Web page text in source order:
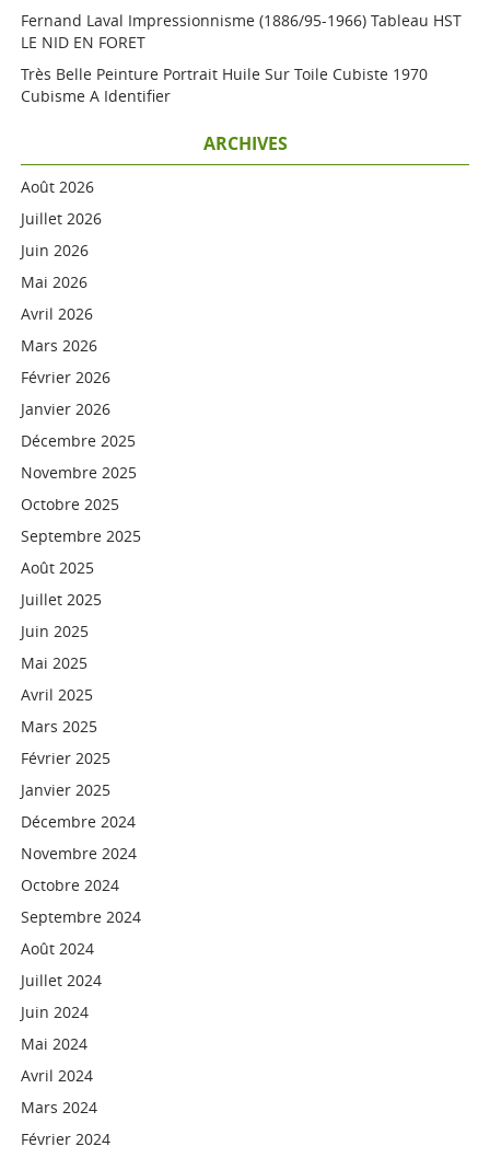
Fernand Laval Impressionnisme (1886/95-1966) Tableau HST
LE NID EN FORET
Très Belle Peinture Portrait Huile Sur Toile Cubiste 1970
Cubisme A Identifier
ARCHIVES
Août 2026
Juillet 2026
Juin 2026
Mai 2026
Avril 2026
Mars 2026
Février 2026
Janvier 2026
Décembre 2025
Novembre 2025
Octobre 2025
Septembre 2025
Août 2025
Juillet 2025
Juin 2025
Mai 2025
Avril 2025
Mars 2025
Février 2025
Janvier 2025
Décembre 2024
Novembre 2024
Octobre 2024
Septembre 2024
Août 2024
Juillet 2024
Juin 2024
Mai 2024
Avril 2024
Mars 2024
Février 2024